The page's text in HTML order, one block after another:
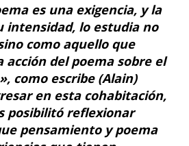
es una exigencia, y la
intensidad, lo estudia no
como aquello que
del poema sobre el
como escribe (Alain)
en esta cohabitación,
posibilitó reflexionar
pensamiento y poema